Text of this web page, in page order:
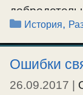
#ИванИльин
пригодного
все эти
обращаются
страсти
Рубрики
История,
Ошибки
26.09.2017